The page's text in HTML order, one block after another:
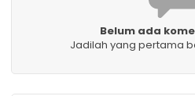
Belum ada
Jadilah yang pertama